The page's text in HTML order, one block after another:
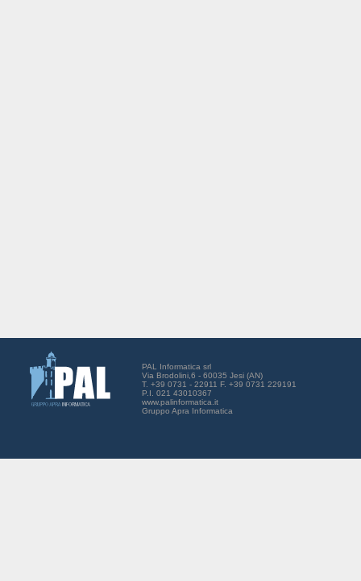
PAL Informatica srl
Via Brodolini,6 - 60035 Jesi (AN)
T. +39 0731 - 22911 F. +39 0731 229191
P.I. 021 43010367
www.palinformatica.it
Gruppo Apra Informatica